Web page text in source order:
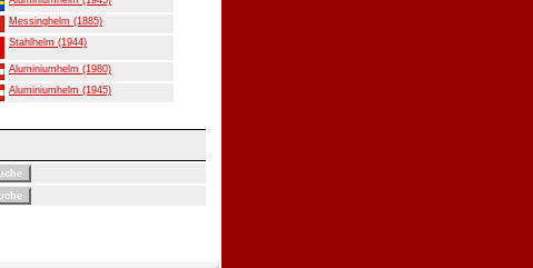
Messinghelm (1885)
Stahlhelm (1944)
Aluminiumhelm (1980)
Aluminiumhelm (1945)